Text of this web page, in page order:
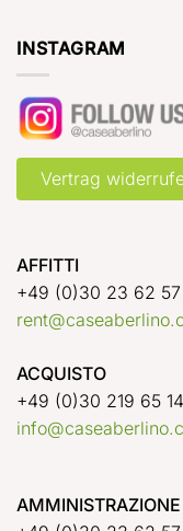
INSTAGRAM
Vertrag
AFFITTI
+49 (0)30 23 62
ACQUISTO
+49 (0)30 219 65
AMMINISTRAZIONE